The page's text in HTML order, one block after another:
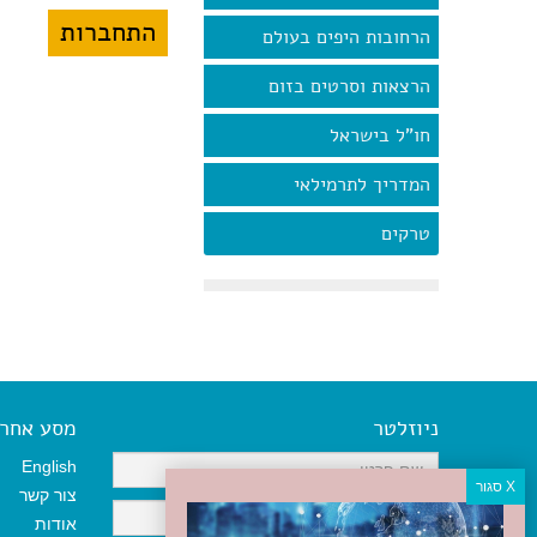
הרחובות היפים בעולם
הרצאות וסרטים בזום
חו"ל בישראל
המדריך לתרמילאי
טרקים
ניוזלטר מסע אחר
English
צור קשר
אודות